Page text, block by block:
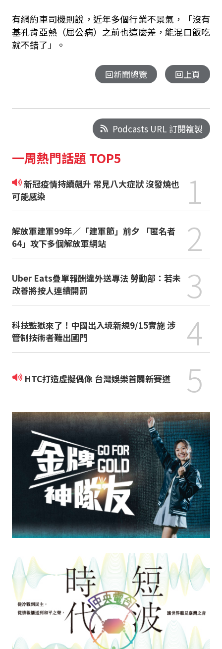
有網約車司機則說，近年多個行業不景氣，「沒有
基孔肯亞熱（屈公病）之前也這麼差，能混口飯吃
就不錯了」。
回新聞總覽 回上頁
Podcasts URL 訂閱複製
一周熱門話題 TOP5
新冠疫情持續飆升 常見八大症狀 沒發燒也
可能感染
1
解放軍建軍99年／「建軍節」前夕 「匿名者
64」攻下多個解放軍網站
2
Uber Eats疊單報酬違外送專法 勞動部：若未
改善將按人連續開罰
3
科技監獄來了！中國出入境新規9/15實施 涉
管制技術者難出國門
4
HTC打造虛擬偶像 台灣娛樂首闢新賽道 5